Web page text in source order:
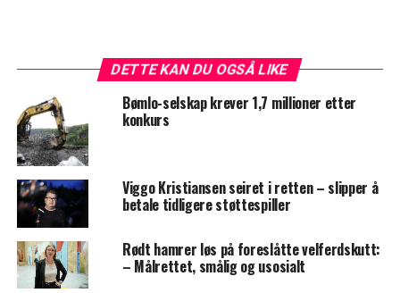
DETTE KAN DU OGSÅ LIKE
Bømlo-selskap krever 1,7 millioner etter
konkurs
Viggo Kristiansen seiret i retten – slipper å
betale tidligere støttespiller
Rødt hamrer løs på foreslåtte velferdskutt:
– Målrettet, smålig og usosialt